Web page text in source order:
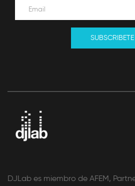
SUBSCRIBETE
DJLab es miembro de AFEM,